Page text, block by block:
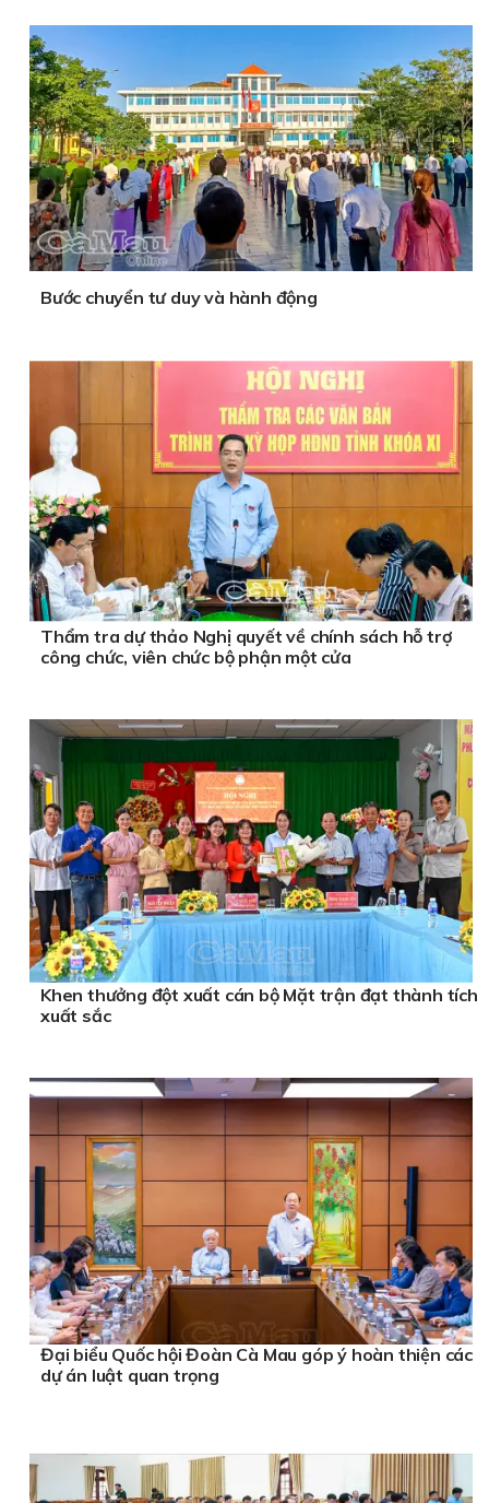
Bước chuyển tư duy và hành động
Thẩm tra dự thảo Nghị quyết về chính sách hỗ trợ
công chức, viên chức bộ phận một cửa
Khen thưởng đột xuất cán bộ Mặt trận đạt thành tích
xuất sắc
Đại biểu Quốc hội Đoàn Cà Mau góp ý hoàn thiện các
dự án luật quan trọng